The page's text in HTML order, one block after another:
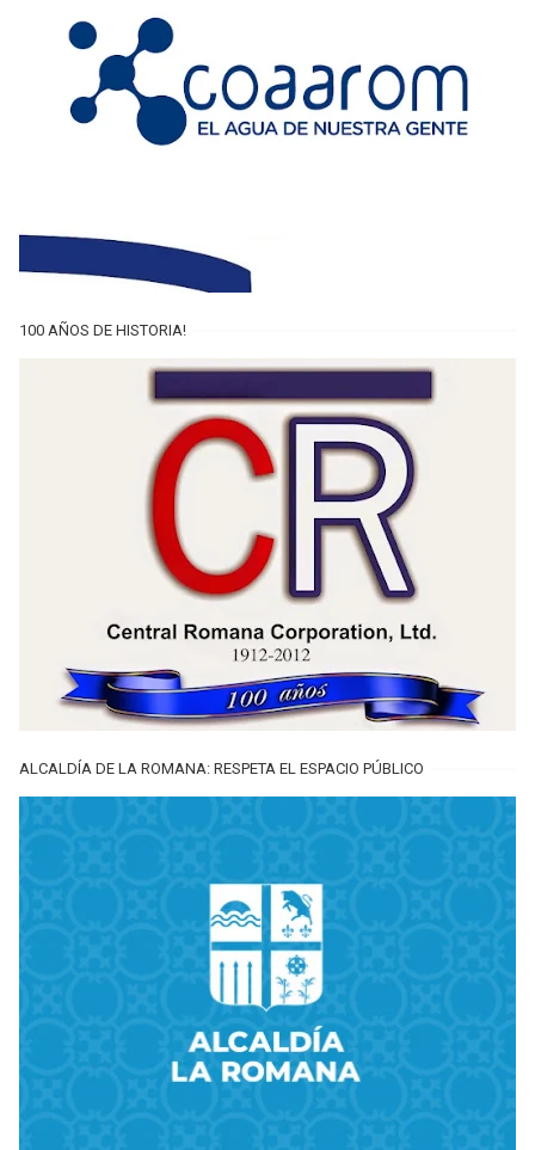
100 AÑOS DE HISTORIA!
ALCALDÍA DE LA ROMANA: RESPETA EL ESPACIO PÚBLICO